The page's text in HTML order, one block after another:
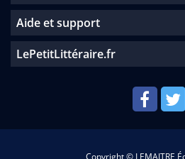
Aide et support
LePetitLittéraire.fr
Copyright © LEMAITRE